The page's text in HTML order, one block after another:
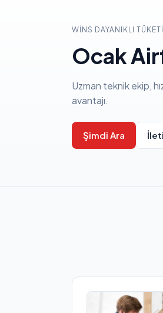
WINS DAYANIKLI
Ocak
Uzman teknik ekip,
avantajı.
Şimdi Ara